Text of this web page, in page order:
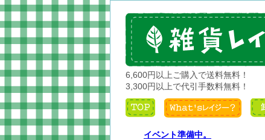
6,600円以上ご購入で送料無料！
3,300円以上で代引手数料無料！
イベント準備中。